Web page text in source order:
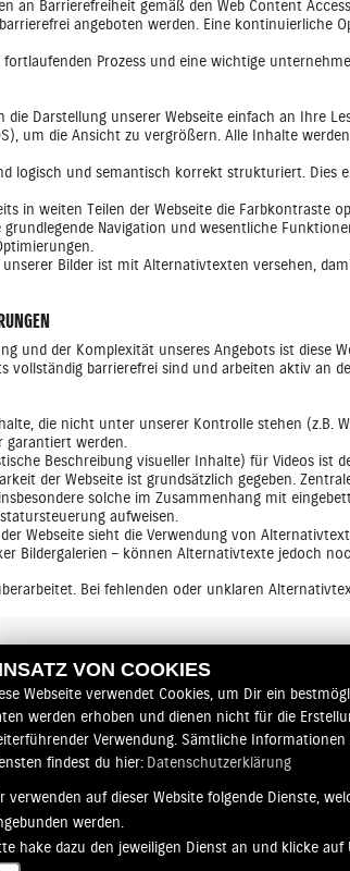
an Barrierefreiheit gemäß den Web Content
angeboten werden. Eine kontinuierliche
Prozess und eine wichtige
die Darstellung unserer Webseite einfach an Ihre
um die Ansicht zu vergrößern. Alle Inhalte
logisch und semantisch korrekt strukturiert. Dies
in weiten Teilen der Webseite die Farbkontraste
grundlegende Navigation und wesentliche
unserer Bilder ist mit Alternativtexten versehen,
und der Komplexität unseres Angebots ist diese
vollständig barrierefrei sind und arbeiten aktiv an
die nicht unter unserer Kontrolle stehen (z.B.
garantiert werden.
Beschreibung visueller Inhalte) für Videos ist
der Webseite ist grundsätzlich gegeben.
solche im Zusammenhang mit
aufweisen.
Webseite sieht die Verwendung von
Bildergalerien – können Alternativtexte jedoch
Bei fehlenden oder unklaren
einer internen Selbstbewertung erstellt und wird
„Marktüberwachungsstelle der Länder für die
auf unserer Seite auffallen oder Sie Fragen
VON COOKIES
Webseite verwendet Cookies, um Dir ein
werden erhoben und dienen nicht für die
Verwendung. Sämtliche
findest du hier: Datenschutzerklärung
verwenden auf dieser Website folgende Dienste,
werden.
hake dazu den jeweiligen Dienst an und klicke auf